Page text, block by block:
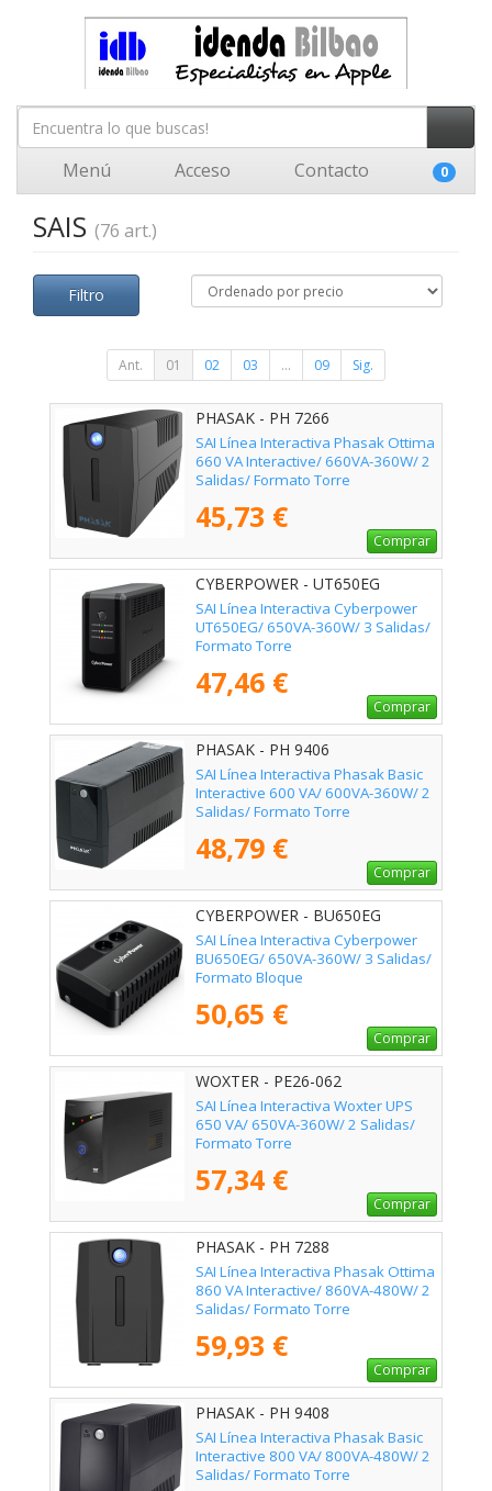
Menú Acceso Contacto 0
SAIS (76 art.)
Filtro
Ant. 01 02 03 ... 09 Sig.
PHASAK - PH 7266
SAI Línea Interactiva Phasak Ottima
660 VA Interactive/ 660VA-360W/ 2
Salidas/ Formato Torre
45,73 €
Comprar
CYBERPOWER - UT650EG
SAI Línea Interactiva Cyberpower
UT650EG/ 650VA-360W/ 3 Salidas/
Formato Torre
47,46 €
Comprar
PHASAK - PH 9406
SAI Línea Interactiva Phasak Basic
Interactive 600 VA/ 600VA-360W/ 2
Salidas/ Formato Torre
48,79 €
Comprar
CYBERPOWER - BU650EG
SAI Línea Interactiva Cyberpower
BU650EG/ 650VA-360W/ 3 Salidas/
Formato Bloque
50,65 €
Comprar
WOXTER - PE26-062
SAI Línea Interactiva Woxter UPS
650 VA/ 650VA-360W/ 2 Salidas/
Formato Torre
57,34 €
Comprar
PHASAK - PH 7288
SAI Línea Interactiva Phasak Ottima
860 VA Interactive/ 860VA-480W/ 2
Salidas/ Formato Torre
59,93 €
Comprar
PHASAK - PH 9408
SAI Línea Interactiva Phasak Basic
Interactive 800 VA/ 800VA-480W/ 2
Salidas/ Formato Torre